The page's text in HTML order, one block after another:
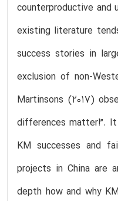
counterproductive and
existing literature
success stories in
exclusion of non-
Martinsons (2017)
differences matter!”.
KM successes and
projects in China are
depth how and why